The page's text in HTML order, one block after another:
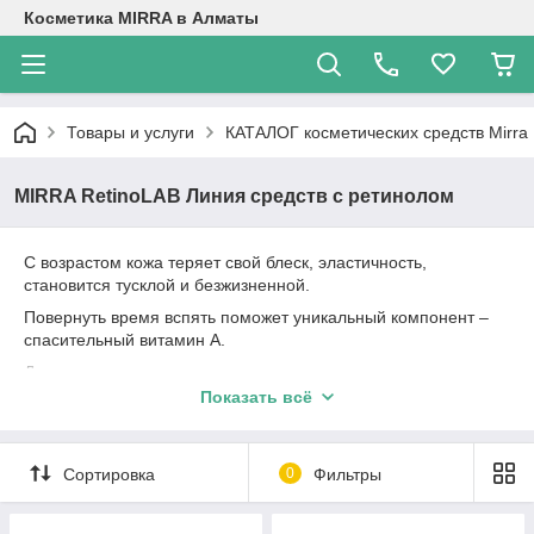
Косметика MIRRA в Алматы
Товары и услуги КАТАЛОГ косметических средств Mirra
MIRRA RetinoLAB Линия средств с ретинолом
С возрастом кожа теряет свой блеск, эластичность,
становится тусклой и безжизненной.
Повернуть время вспять поможет уникальный компонент –
спасительный витамин А.
Дерматологи и косметологи называют этот компонент
«нормализующим витамином» за повышенную
эффективных форм – ретинол. В последнее десятилетие
косметические средства с ретинолом занимают ведущее
место в противовозрастной косметике. Ретинол оказывает
разносторонние воздействия на клетки эпидермиса и дермы.
Показать всё
Сортировка 0 Фильтры